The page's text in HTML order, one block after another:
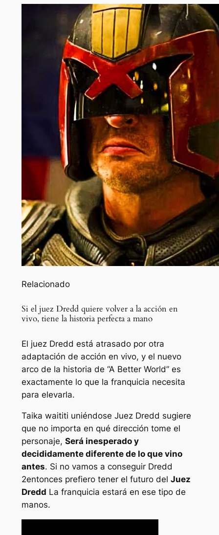
Relacionado
Si el juez Dredd quiere volver a la acción en
vivo, tiene la historia perfecta a mano
El juez Dredd está atrasado por otra
adaptación de acción en vivo, y el nuevo
arco de la historia de “A Better World” es
exactamente lo que la franquicia necesita
para elevarla.
Taika waititi uniéndose Juez Dredd sugiere
que no importa en qué dirección tome el
personaje, Será inesperado y
decididamente diferente de lo que vino
antes. Si no vamos a conseguir Dredd
2entonces prefiero tener el futuro del Juez
Dredd La franquicia estará en ese tipo de
manos.